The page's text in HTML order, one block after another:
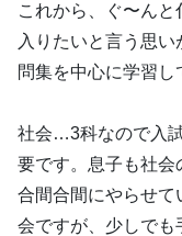
これから、ぐ〜んと
入りたいと言う思
問集を中心に学習し
社会…3科なので入
要です。息子も社会
合間合間にやらせて
会ですが、少しでも